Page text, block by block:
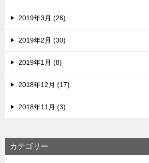
2019年3月 (26)
2019年2月 (30)
2019年1月 (8)
2018年12月 (17)
2018年11月 (3)
カテゴリー